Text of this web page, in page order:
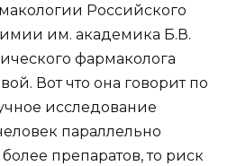
Российского
им. академика Б.В.
фармаколога
Вот что она говорит по
исследование
параллельно
препаратов, то риск